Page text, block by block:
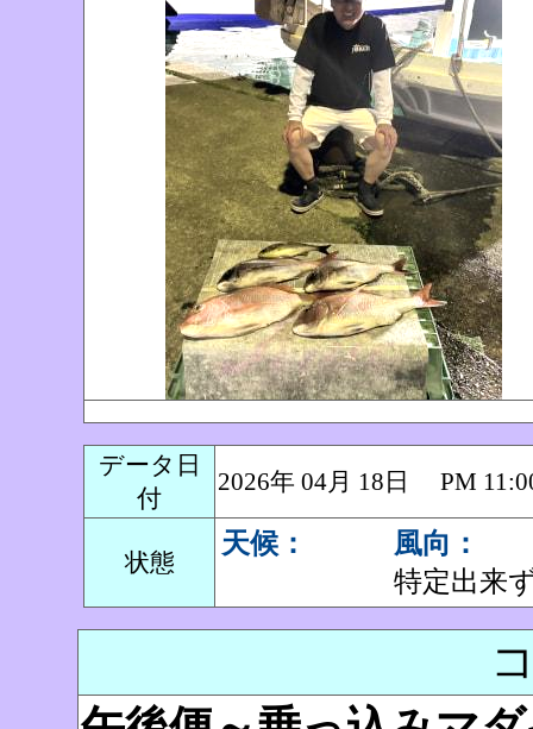
データ日
付
2026年 04月 18日 PM
状態
天候：
風向：
特定出来